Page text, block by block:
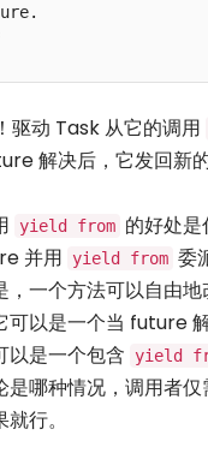
驱动 Task 从它的调用
解决后，它发回新的
yield from 的好处
并用 yield from 委
，一个方法可以自由
可以是一个当 future
以是一个包含
yield
是哪种情况，调用者仅
行。